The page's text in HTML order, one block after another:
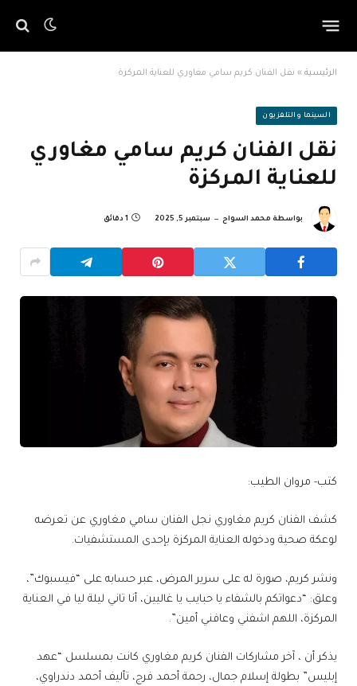
الرئيسية » نقل الفنان كريم سامي مغاوري للعناية المركزة
السينما والتلفزيون
نقل الفنان كريم سامي مغاوري
للعناية المركزة
بواسطة محمد السواح سبتمبر 5, 2025 1 دقائق
كتب- مروان الطيب:
كشف الفنان كريم مغاوري نجل الفنان سامي مغاوري عن تعرضه
لوعكة صحية ودخوله العناية المركزة بإحدى المستشفيات.
ونشر كريم، صورة له على سرير المرض، عبر حسابه على “فيسبوك”،
وعلق: “دعواتكم بالشفاء يا حبايب يا غاليين، أنا تاني ليلة ليا في العناية
المركزة، اللهم اشفني وعافني أمين”.
يذكر أن ، آخر مشاركات الفنان كريم مغاوري كانت بمسلسل “عهد
إبليس” بطولة إسلام جمال، رحمة أحمد فرج، تأليف أحمد دندراوي،